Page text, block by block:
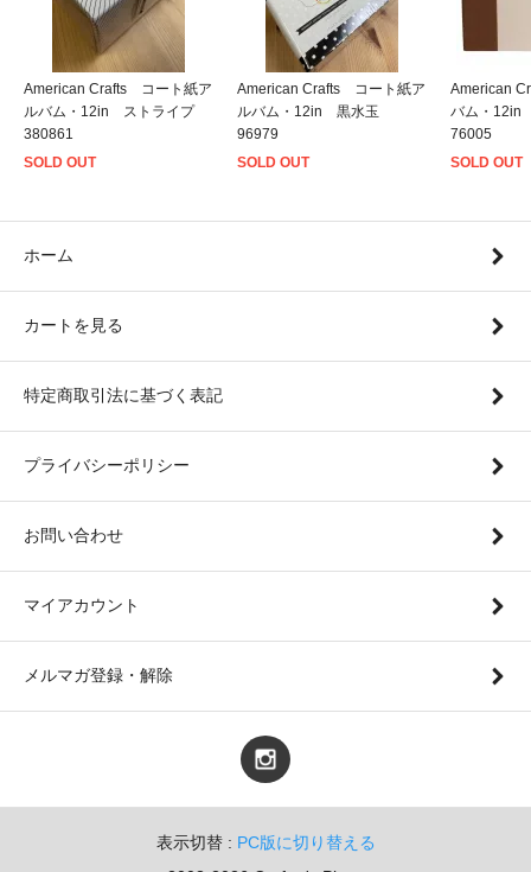
American Crafts コート紙ア
ルバム・12in ストライプ
380861
SOLD OUT
American Crafts コート紙ア
ルバム・12in 黒水玉
96979
SOLD OUT
American
バム・
76005
SOLD OUT
ホーム
カートを見る
特定商取引法に基づく表記
プライバシーポリシー
お問い合わせ
マイアカウント
メルマガ登録・解除
表示切替 : PC版に切り替える